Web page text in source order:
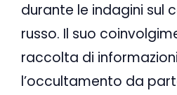
durante le indagini sul
russo. Il suo
raccolta di
l’occultamento da